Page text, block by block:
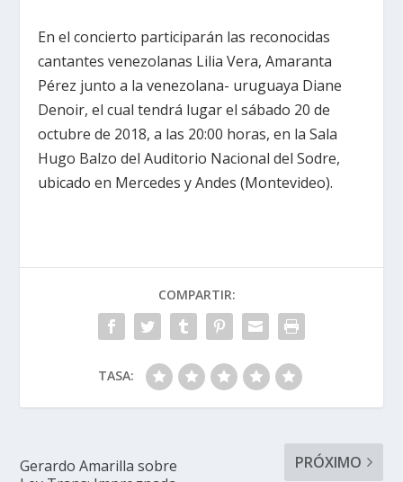
En el concierto participarán las reconocidas
cantantes venezolanas Lilia Vera, Amaranta
Pérez junto a la venezolana- uruguaya Diane
Denoir, el cual tendrá lugar el sábado 20 de
octubre de 2018, a las 20:00 horas, en la Sala
Hugo Balzo del Auditorio Nacional del Sodre,
ubicado en Mercedes y Andes (Montevideo).
COMPARTIR:
TASA:
Gerardo Amarilla sobre
PRÓXIMO